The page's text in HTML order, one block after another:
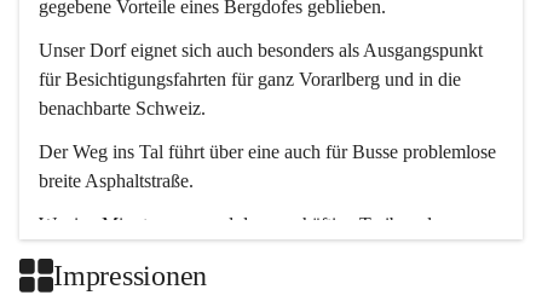
gegebene Vorteile eines Bergdofes geblieben.
Unser Dorf eignet sich auch besonders als Ausgangspunkt
für Besichtigungsfahrten für ganz Vorarlberg und in die
benachbarte Schweiz.
Der Weg ins Tal führt über eine auch für Busse problemlose
breite Asphaltstraße.
Wenige Minuten nur, und das geschäftige Treiben der
Impressionen